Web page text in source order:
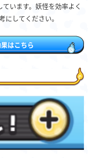
います。妖怪を効率よく
にしてください。
はこちら